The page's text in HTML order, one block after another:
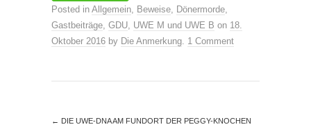
Posted in Allgemein, Beweise, Dönermorde,
Gastbeiträge, GDU, UWE M und UWE B on 18.
Oktober 2016 by Die Anmerkung. 1 Comment
← DIE UWE-DNA AM FUNDORT DER PEGGY-KNOCHEN